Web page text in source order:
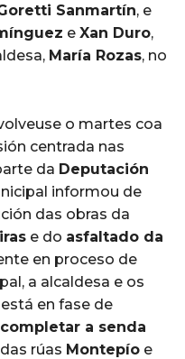
Sanmartín, e
e Xan Duro,
María Rozas, no
o martes coa
centrada nas
da Deputación
informou de
das obras da
e do asfaltado da
en proceso de
a alcaldesa e os
en fase de
a senda
rúas Montepío e